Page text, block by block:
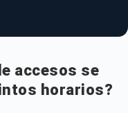
accesos se
horarios?